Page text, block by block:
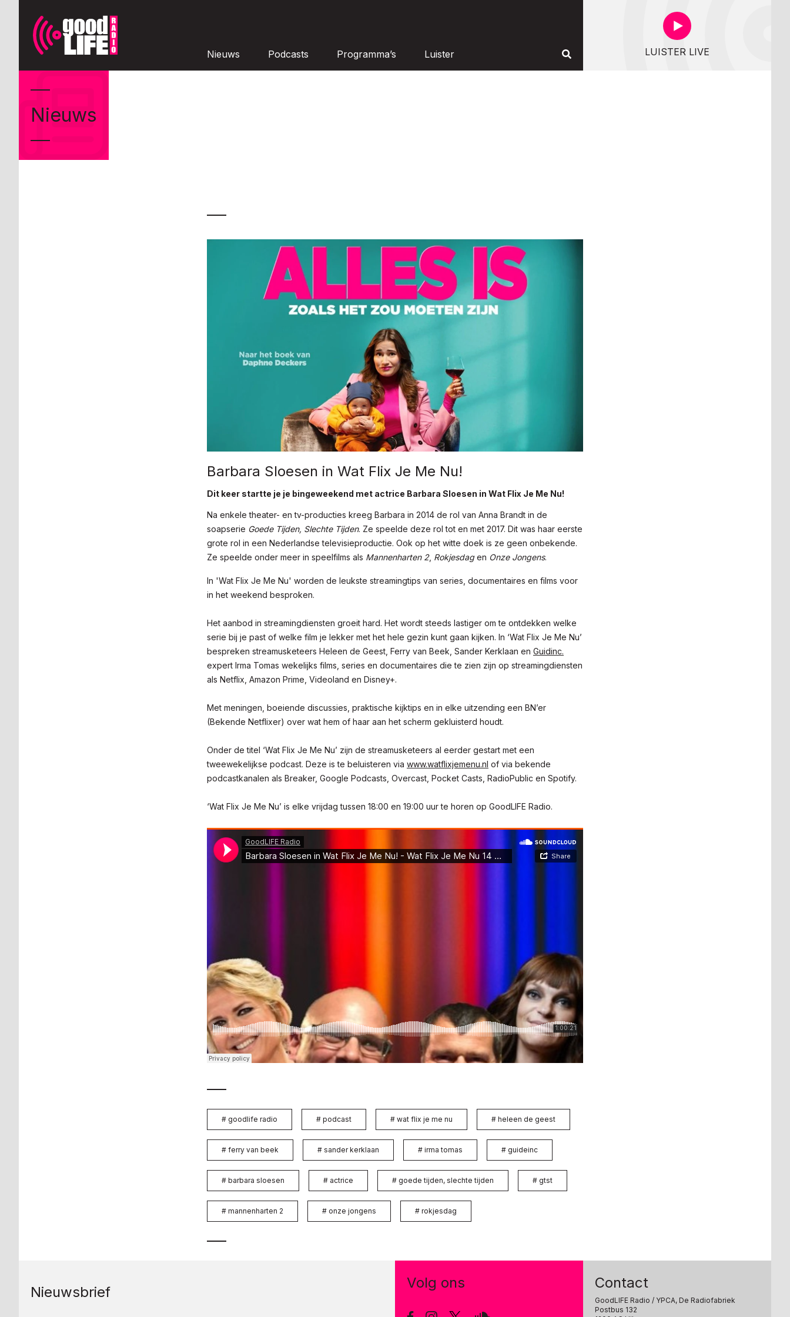
Nieuws Podcasts Programma’s Luister LUISTER LIVE
Nieuws
Barbara Sloesen in Wat Flix Je Me Nu!
Dit keer startte je je bingeweekend met actrice Barbara Sloesen in Wat Flix Je Me Nu!
Na enkele theater- en tv-producties kreeg Barbara in 2014 de rol van Anna Brandt in de
soapserie Goede Tijden, Slechte Tijden. Ze speelde deze rol tot en met 2017. Dit was haar eerste
grote rol in een Nederlandse televisieproductie. Ook op het witte doek is ze geen onbekende.
Ze speelde onder meer in speelfilms als Mannenharten 2, Rokjesdagen Onze Jongens.
In 'Wat Flix Je Me Nu' worden de leukste streamingtips van series, documentaires en films voor
in het weekend besproken.
Het aanbod in streamingdiensten groeit hard. Het wordt steeds lastiger om te ontdekken welke
serie bij je past of welke film je lekker met het hele gezin kunt gaan kijken. In ‘Wat Flix Je Me Nu’
bespreken streamusketeers Heleen de Geest, Ferry van Beek, Sander Kerklaan en Guidinc.
expert Irma Tomas wekelijks films, series en documentaires die te zien zijn op streamingdiensten
als Netflix, Amazon Prime, Videoland en Disney+.
Met meningen, boeiende discussies, praktische kijktips en in elke uitzending een BN’er
(Bekende Netflixer) over wat hem of haar aan het scherm gekluisterd houdt.
Onder de titel ‘Wat Flix Je Me Nu’ zijn de streamusketeers al eerder gestart met een
tweewekelijkse podcast. Deze is te beluisteren via www.watflixjemenu.nl of via bekende
podcastkanalen als Breaker, Google Podcasts, Overcast, Pocket Casts, RadioPublic en Spotify.
‘Wat Flix Je Me Nu’ is elke vrijdag tussen 18:00 en 19:00 uur te horen op GoodLIFE Radio.
# goodlife radio # podcast # wat flix je me nu # heleen de geest
# ferry van beek # sander kerklaan # irma tomas # guideinc
# barbara sloesen # actrice # goede tijden, slechte tijden # gtst
# mannenharten 2 # onze jongens # rokjesdag
Nieuwsbrief
Volg ons Contact
GoodLIFE Radio / YPCA, De Radiofabriek
Postbus 132